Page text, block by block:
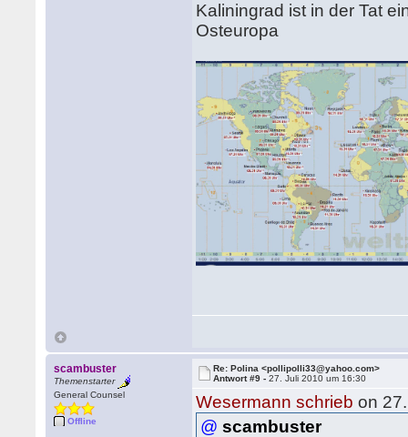
Kaliningrad ist in der Tat
Osteuropa
scambuster
Themenstarter
General Counsel
Offline
Re: Polina <pollipolli33@yahoo.com>
Antwort #9 -27. Juli 2010 um 16:30
Wesermann schrieb on
@ scambuster